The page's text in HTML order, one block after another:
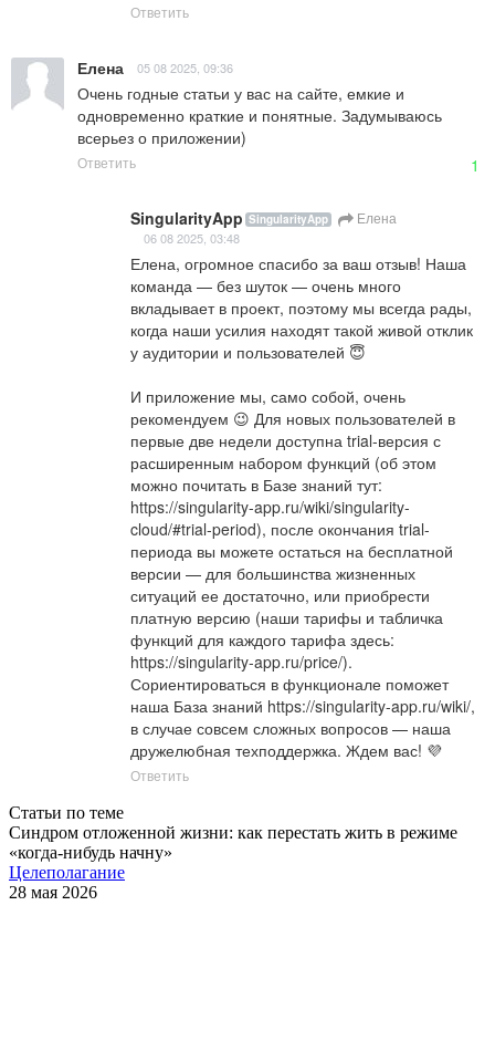
Ответить
Елена 05 08 2025, 09:36
Очень годные статьи у вас на сайте, емкие и
одновременно краткие и понятные. Задумываюсь
всерьез о приложении)
Ответить 1
SingularityApp SingularityApp Елена
06 08 2025, 03:48
Елена, огромное спасибо за ваш отзыв! Наша
команда — без шуток — очень много
вкладывает в проект, поэтому мы всегда рады,
когда наши усилия находят такой живой отклик
у аудитории и пользователей 😇
И приложение мы, само собой, очень
рекомендуем 😉 Для новых пользователей в
первые две недели доступна trial-версия с
расширенным набором функций (об этом
https://singularity-app.ru/wiki/singularity-
cloud/#trial-period), после окончания trial-
периода вы можете остаться на бесплатной
версии — для большинства жизненных
ситуаций ее достаточно, или приобрести
платную версию (наши тарифы и табличка
https://singularity-app.ru/price/).
Сориентироваться в функционале поможет
наша База знаний https://singularity-app.ru/wiki/,
в случае совсем сложных вопросов — наша
дружелюбная техподдержка. Ждем вас! 💜
Ответить
Статьи по теме
Синдром отложенной жизни: как перестать жить в режиме
«когда-нибудь начну»
Целеполагание
28 мая 2026